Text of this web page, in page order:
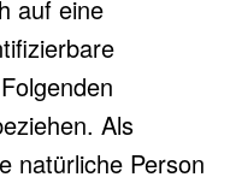
auf eine
Als
natürliche Person